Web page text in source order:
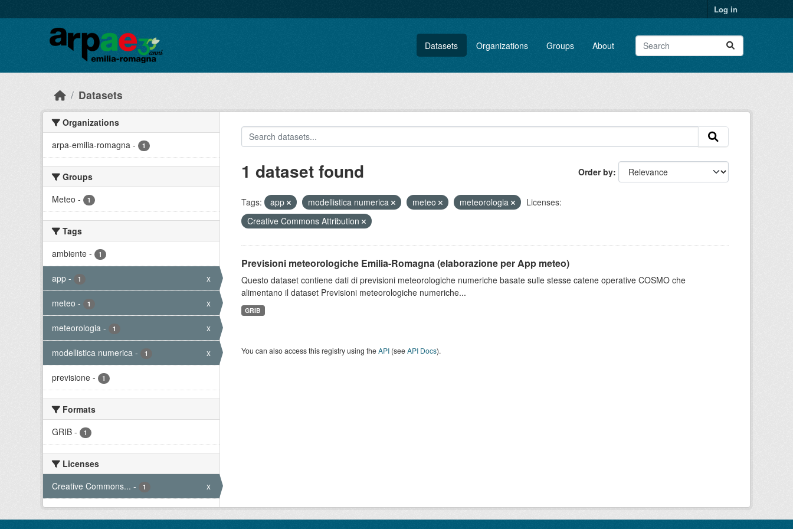
Log in
Datasets Organizations Groups About
Datasets
Organizations
arpa-emilia-romagna - 1
Groups
Meteo - 1
Tags
ambiente - 1
app - 1 x
meteo - 1 x
meteorologia - 1 x
modellistica numerica - 1 x
previsione - 1
Formats
GRIB - 1
Licenses
Creative Commons... - 1 x
Order by
1 dataset found
Tags: app modellistica numerica meteo meteorologia
Licenses:
Creative Commons Attribution
Previsioni meteorologiche Emilia-Romagna (elaborazione per App meteo)
Questo dataset contiene dati di previsioni meteorologiche numeriche basate sulle stesse catene operative COSMO che
alimentano il dataset Previsioni meteorologiche numeriche...
GRIB
You can also access this registry using theAPI(seeAPI Docs).